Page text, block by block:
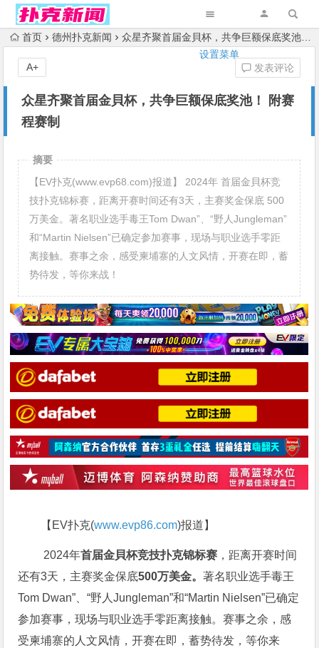
设置菜单
首页 德州扑克新闻 众星齐聚首届金貝杯，共争巨额保底奖池！ 附赛程赛制
众星齐聚首届金貝杯，共争巨额保底奖池！ 附赛
程赛制
发表评论
A+
摘要
【EV扑克(www.evp68.com)报道】 2024年 首届金貝杯竞
技扑克锦标赛，距离开赛时间还有3天，主赛奖金保底 500
万美金。著名职业选手毒王Tom Dwan”、“野人Jungleman”
和“Martin Nielsen”已确定参加赛事，现场与职业选手零距
离接触。赛事之余，感受柬埔寨的人文风情，开赛在即，蓄
势待发，等你来战！
【EV扑克(www.evp86.com)报道】
2024年首届金貝杯竞技扑克锦标赛 ，距离开赛时间
还有3天，主赛奖金保底500万美金。著名职业选手毒王
Tom Dwan”、“野人Jungleman”和“Martin Nielsen”已确定
参加赛事，现场与职业选手零距离接触。赛事之余，感
受柬埔寨的人文风情，开赛在即，蓄势待发，等你来